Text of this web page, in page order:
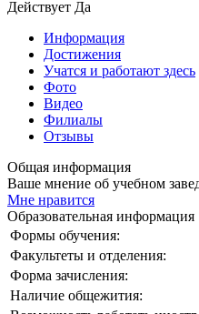
Действует Да
Информация
Достижения
Учатся и работают здесь
Фото
Видео
Филиалы
Отзывы
Общая информация
Ваше мнение об учебном
Мне нравится
Образовательная информация
Формы обучения:
Факультеты и отделения:
Форма зачисления:
Наличие общежития: